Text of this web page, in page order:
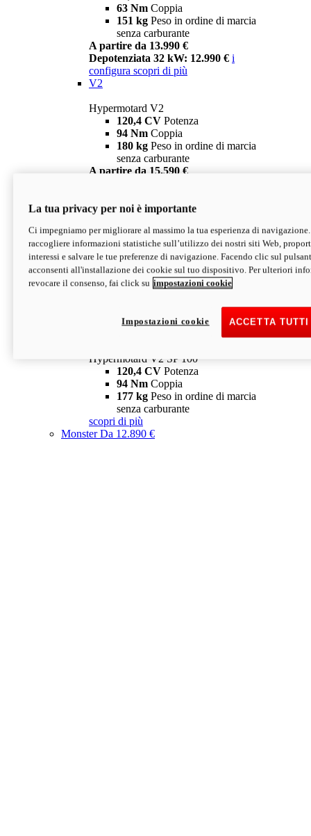
63 Nm Coppia
151 kg Peso in ordine di marcia
senza carburante
A partire da 13.990 €
Depotenziata 32 kW: 12.990 € i
configura scopri di più
V2
Hypermotard V2
120,4 CV Potenza
94 Nm Coppia
180 kg Peso in ordine di marcia
senza carburante
A partire da 15.590 €
V2 SP
Hypermotard V2 SP
120,4 CVPotenza
94 NmCoppia
177 kgPeso in ordine di marcia
senza carburante
Depotenziata 35 kW: 18.890 € i
configura scopri di più
Hypermotard V2 SP 100
120,4 CV Potenza
94 Nm Coppia
177 kg Peso in ordine di marcia
senza carburante
scopri di più
MonsterDa 12.890 €
La tua privacy per noi è importante
Ci impegniamo per migliorare al massimo la tua esperienza di
raccogliere informazioni statistiche sull’utilizzo dei nostri siti Web,
interessi e salvare le tue preferenze di navigazione. Facendo clic sul
acconsenti all'installazione dei cookie sul tuo dispositivo. Per ulteriori
revocare il consenso, fai click su impostazioni cookie
ACCETTA
Impostazioni cookie